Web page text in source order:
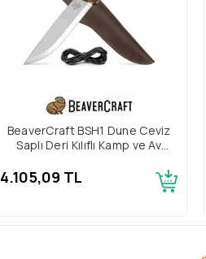
BeaverCraft BSH1 Dune Ceviz
Saplı Deri Kılıflı Kamp ve Av
4.105,09 TL